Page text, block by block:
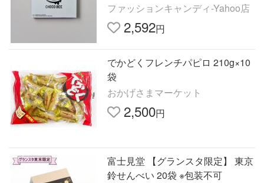
ファッションキャンディ-Yahoo店
2,592円
でかどくフレンチパピロ 210g×10
袋
おかげさまマーケット
2,500円
富士見堂 【グランスタ限定】 東京
鈴せんべい 20袋 ※包装不可